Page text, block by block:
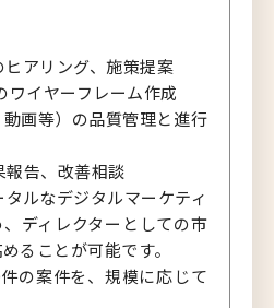
ヒアリング、施策提案
ワイヤーフレーム作成
動画等）の品質管理と進行
報告、改善相談
ルなデジタルマーケティ
ディレクターとしての市
ることが可能です。
の案件を、規模に応じて